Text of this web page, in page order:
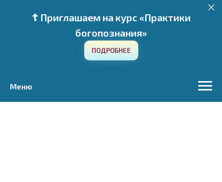
☦️ Приглашаем на курс «Практики
богопознания»
ПОДРОБНЕЕ
Меню